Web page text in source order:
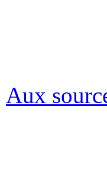
Aux